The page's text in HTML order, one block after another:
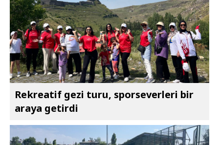
Rekreatif gezi turu, sporseverleri bir
araya getirdi